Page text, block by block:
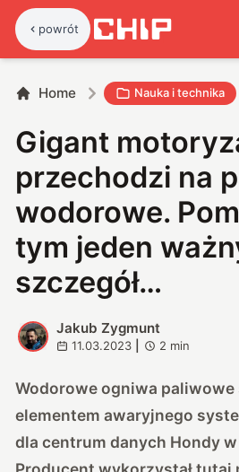
powrót
Home Nauka i technika
Gigant
przechodzi na
wodorowe.
tym jeden
szczegół…
J
Jakub Zygmunt
11.03.2023 2 min
Wodorowe ogniwa paliwowe
elementem awaryjnego
dla centrum danych Hondy